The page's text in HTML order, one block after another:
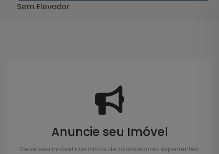
Sem Elevador
Anuncie seu Imóvel
Deixe seu imóvel nas mãos de profissionais experientes.